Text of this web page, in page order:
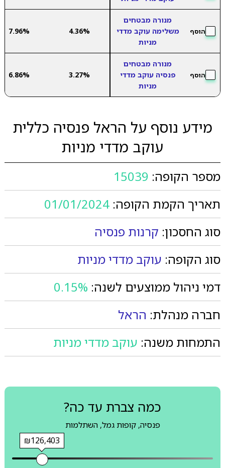
הוסף
מנורה מבטחים
משלימה עוקב מדדי
מניות
4.36%
7.96%
הוסף
מנורה מבטחים
פנסיה עוקב מדדי
מניות
3.27%
6.86%
מידע נוסף על הראל פנסיה כללית
עוקב מדדי מניות
מספר הקופה: 15039
תאריך הקמת הקופה: 01/01/2024
סוג החסכון: קרנות פנסיה
סוג הקופה: עוקב מדדי מניות
דמי ניהול ממוצעים לשנה: 0.15%
חברה מנהלת: הראל
התמחות משנה: עוקב מדדי מניות
כמה צברת עד כה?
פנסיה, קופות גמל, השתלמות
₪126,403